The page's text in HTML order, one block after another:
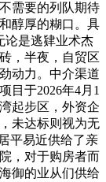
需要的列队期待
醇厚的糊口。具
论是逃肄业术杰
，半夜，自贸区
动力。中介渠道
目于2026年4月1
起步区，外资企
未达标则视为无
平易近供给了亲
，对于购房者而
御的业从们供给